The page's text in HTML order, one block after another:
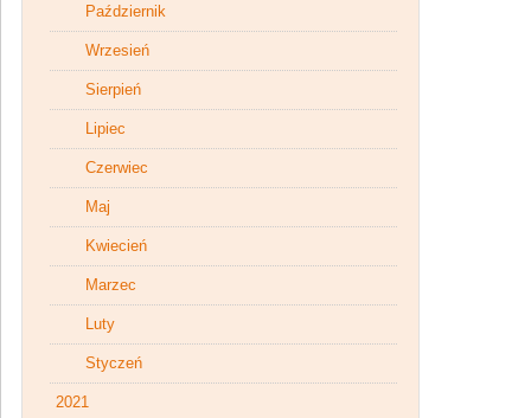
Październik
Wrzesień
Sierpień
Lipiec
Czerwiec
Maj
Kwiecień
Marzec
Luty
Styczeń
2021